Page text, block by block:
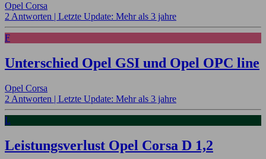
Opel Corsa
2 Antworten | Letzte Update: Mehr als 3 jahre
F
Unterschied Opel GSI und Opel OPC line
Opel Corsa
2 Antworten | Letzte Update: Mehr als 3 jahre
L
Leistungsverlust Opel Corsa D 1,2